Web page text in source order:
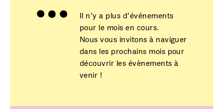
Il n’y a plus d’événements
pour le mois en cours.
Nous vous invitons à naviguer
dans les prochains mois pour
découvrir les évènements à
venir !